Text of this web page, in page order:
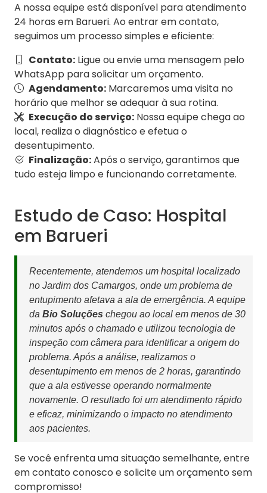
A nossa equipe está disponível para atendimento
24 horas em Barueri. Ao entrar em contato,
seguimos um processo simples e eficiente:
Contato: Ligue ou envie uma mensagem pelo
WhatsApp para solicitar um orçamento.
Agendamento: Marcaremos uma visita no
horário que melhor se adequar à sua rotina.
Execução do serviço: Nossa equipe chega ao
local, realiza o diagnóstico e efetua o
desentupimento.
Finalização:Após o serviço, garantimos que
tudo esteja limpo e funcionando corretamente.
Estudo de Caso: Hospital
em Barueri
Recentemente, atendemos um hospital localizado
no Jardim dos Camargos, onde um problema de
entupimento afetava a ala de emergência. A equipe
da Bio Soluções chegou ao local em menos de 30
minutos após o chamado e utilizou tecnologia de
inspeção com câmera para identificar a origem do
problema. Após a análise, realizamos o
desentupimento em menos de 2 horas, garantindo
que a ala estivesse operando normalmente
novamente. O resultado foi um atendimento rápido
e eficaz, minimizando o impacto no atendimento
aos pacientes.
Se você enfrenta uma situação semelhante, entre
em contato conosco e solicite um orçamento sem
compromisso!